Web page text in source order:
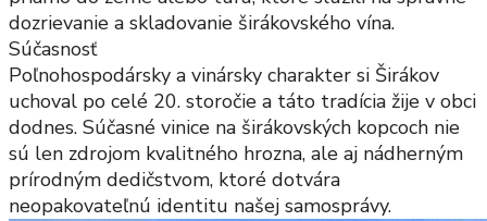
dozrievanie a skladovanie širákovského vína.
Súčasnosť
Poľnohospodársky a vinársky charakter si Širákov
uchoval po celé 20. storočie a táto tradícia žije v obci
dodnes. Súčasné vinice na širákovských kopcoch nie
sú len zdrojom kvalitného hrozna, ale aj nádherným
prírodným dedičstvom, ktoré dotvára
neopakovateľnú identitu našej samosprávy.